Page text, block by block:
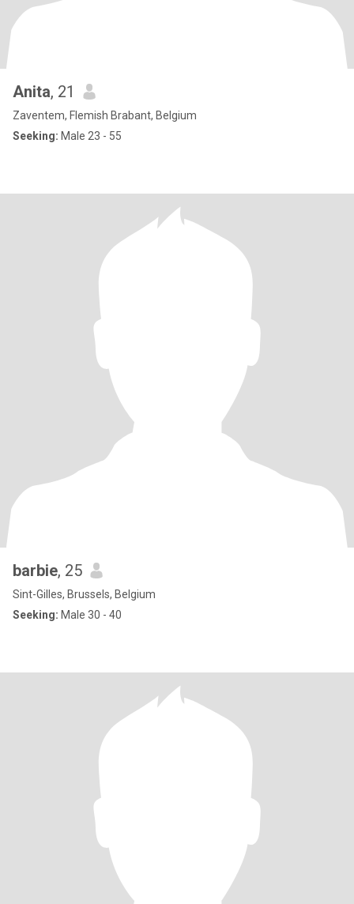
Anita, 21
Zaventem, Flemish Brabant, Belgium
Seeking: Male 23 - 55
barbie, 25
Sint-Gilles, Brussels, Belgium
Seeking: Male 30 - 40